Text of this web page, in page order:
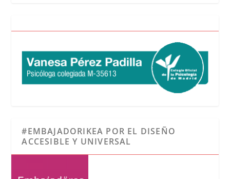
#EMBAJADORIKEA POR EL DISEÑO
ACCESIBLE Y UNIVERSAL